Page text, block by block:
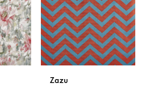
Zazu